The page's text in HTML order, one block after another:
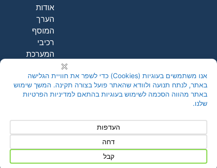
אודות
הערך
המוסף
רכיבי
המערכת
הדגמה
חינם
←
© 2026 A-Point Systems Ltd | מדיניות פרטיות|הצהרת נגישות